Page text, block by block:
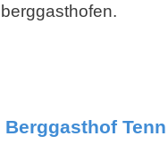
Berggasthof Tenn